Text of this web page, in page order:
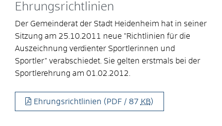
Ehrungsrichtlinien
Der Gemeinderat der Stadt Heidenheim hat in seiner
Sitzung am 25.10.2011 neue "Richtlinien für die
Auszeichnung verdienter Sportlerinnen und
Sportler" verabschiedet. Sie gelten erstmals bei der
Sportlerehrung am 01.02.2012.
Ehrungsrichtlinien (PDF / 87 KB)